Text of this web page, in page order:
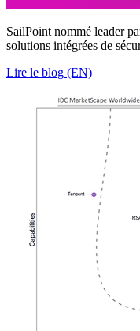
SailPoint nommé leader
solutions intégrées de
Lire le blog (EN)